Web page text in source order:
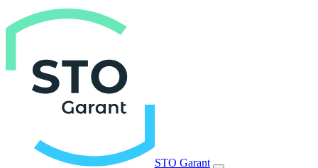
STO Garant